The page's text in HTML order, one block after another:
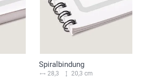
Spiralbindung
28,3 20,3 cm